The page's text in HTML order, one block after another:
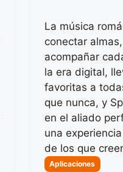
La música
conectar
acompañar
la era digital,
favoritas a
que nunca, y
en el aliado
una
de los que
Categorias
Aplicaciones